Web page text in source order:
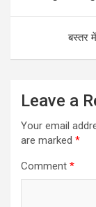
navigation
बस्तर
Leave a
Your email
are marked *
Comment *